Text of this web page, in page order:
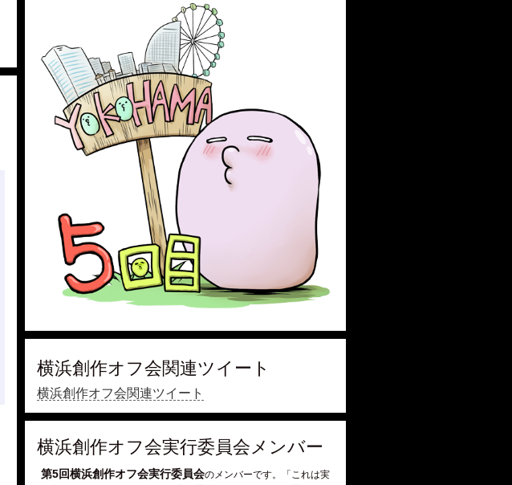
横浜創作オフ会関連ツイート
横浜創作オフ会関連ツイート
横浜創作オフ会実行委員会メンバー
第5回横浜創作オフ会実行委員会のメンバーです。「これは実